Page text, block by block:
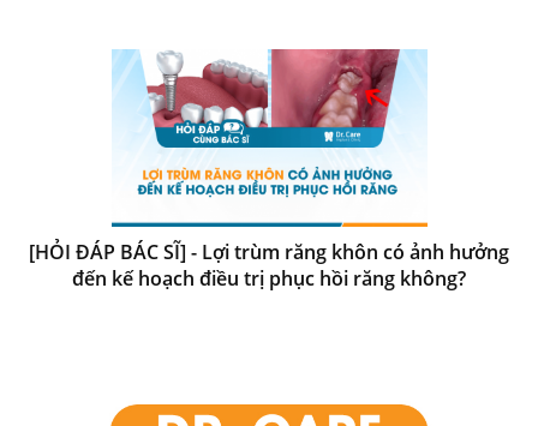
[HỎI ĐÁP BÁC SĨ] - Lợi trùm răng khôn có ảnh hưởng
đến kế hoạch điều trị phục hồi răng không?